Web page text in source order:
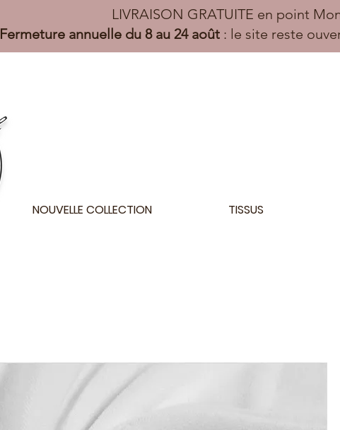
LIVRAISON GRATUITE en point
Fermeture annuelle du 8 au 24 août: le site reste
NOUVELLE COLLECTION TISSUS